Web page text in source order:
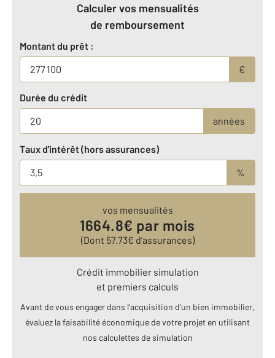
Calculer vos mensualités
de remboursement
Montant du prêt :
€
Durée du crédit
années
Taux d'intérêt (hors assurances)
%
vos mensualités
1664.8€ par mois
(Dont 57.73€ d’assurances)
Crédit immobilier simulation
et premiers calculs
Avant de vous engager dans l’acquisition d’un bien immobilier,
évaluez la faisabilité économique de votre projet en utilisant
nos calculettes de simulation